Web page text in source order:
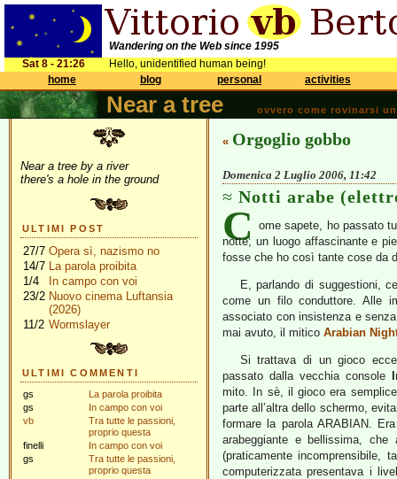
Wandering on the Web since 1995
Sat 8 - 21:26
Hello, unidentified human being!
home
blog personal activities
Near a tree ovvero come rovinarsi
Near a tree by a river
there's a hole in the ground
ULTIMI POST
27/7 Opera sì, nazismo no
14/7 La parola proibita
1/4
In campo con voi
23/2 Nuovo cinema Luftansia
(2026)
11/2 Wormslayer
ULTIMI COMMENTI
gs
La parola proibita
gs
In campo con voi
vb
Tra tutte le passioni,
proprio questa
finelli
In campo con voi
gs
Tra tutte le passioni,
proprio questa
« Orgoglio gobbo
Domenica 2 Luglio 2006, 11:42
Notti arabe
C
ome sapete, ho passato
notte; un luogo affascinante e
fosse che ho così tante cose da
E, parlando di suggestioni,
come un filo conduttore. Alle
associato con insistenza e
mai avuto, il mitico Arabian
Si trattava di un gioco
passato dalla vecchia console
mito. In sè, il gioco era
parte all’altra dello schermo,
formare la parola ARABIAN.
arabeggiante e bellissima,
(praticamente incomprensibile,
computerizzata presentava i